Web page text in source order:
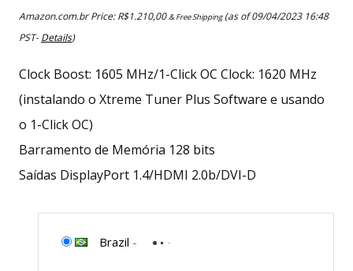
Amazon.com.br Price:R$1.210,00 & Free Shipping(as of 09/04/2023 16:48
PST-Details)
Clock Boost: 1605 MHz/1-Click OC Clock: 1620 MHz
(instalando o Xtreme Tuner Plus Software e usando
o 1-Click OC)
Barramento de Memória 128 bits
Saídas DisplayPort 1.4/HDMI 2.0b/DVI-D
Brazil -